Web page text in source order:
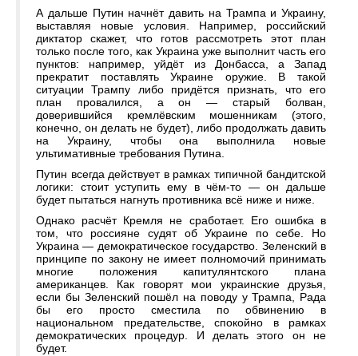
А дальше Путин начнёт давить на Трампа и Украину,
выставляя новые условия. Например, российский
диктатор скажет, что готов рассмотреть этот план
только после того, как Украина уже выполнит часть его
пунктов: например, уйдёт из Донбасса, а Запад
прекратит поставлять Украине оружие. В такой
ситуации Трампу либо придётся признать, что его
план провалился, а он — старый болван,
доверившийся кремлёвским мошенникам (этого,
конечно, он делать не будет), либо продолжать давить
на Украину, чтобы она выполнила новые
ультимативные требования Путина.
Путин всегда действует в рамках типичной бандитской
логики: стоит уступить ему в чём-то — он дальше
будет пытаться нагнуть противника всё ниже и ниже.
Однако расчёт Кремля не сработает. Его ошибка в
том, что россияне судят об Украине по себе. Но
Украина — демократическое государство. Зеленский в
принципе по закону не имеет полномочий принимать
многие положения капитулянтского плана
американцев. Как говорят мои украинские друзья,
если бы Зеленский пошёл на поводу у Трампа, Рада
бы его просто сместила по обвинению в
национальном предательстве, спокойно в рамках
демократических процедур. И делать этого он не
будет.